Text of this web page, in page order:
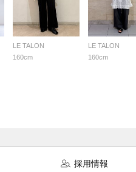
LE TALON
160cm
LE TALON
160cm
採用情報